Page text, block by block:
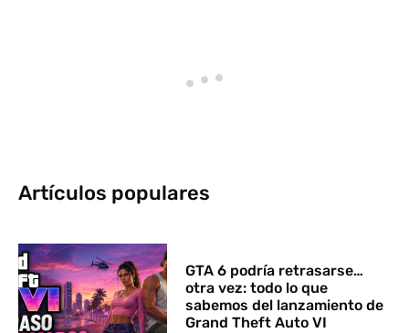
Artículos populares
GTA 6 podría retrasarse…
otra vez: todo lo que
sabemos del lanzamiento de
Grand Theft Auto VI